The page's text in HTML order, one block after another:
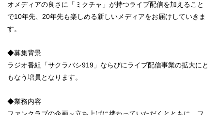
オメディアの良さに「ミクチャ」が持つライブ配信を加えること
で10年先、20年先も楽しめる新しいメディアをお届けしていきま
す。
◆募集背景
ラジオ番組「サクラバシ919」ならびにライブ配信事業の拡大にと
もなう増員となります。
◆業務内容